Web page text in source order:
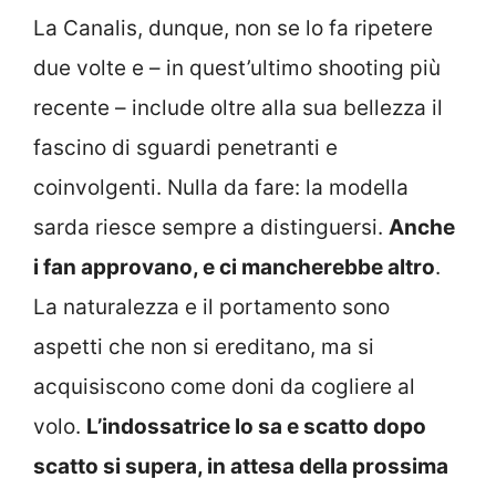
La Canalis, dunque, non se lo fa ripetere
due volte e – in quest’ultimo shooting più
recente – include oltre alla sua bellezza il
fascino di sguardi penetranti e
coinvolgenti. Nulla da fare: la modella
sarda riesce sempre a distinguersi. Anche
i fan approvano, e ci mancherebbe altro.
La naturalezza e il portamento sono
aspetti che non si ereditano, ma si
acquisiscono come doni da cogliere al
volo. L’indossatrice lo sa e scatto dopo
scatto si supera, in attesa della prossima